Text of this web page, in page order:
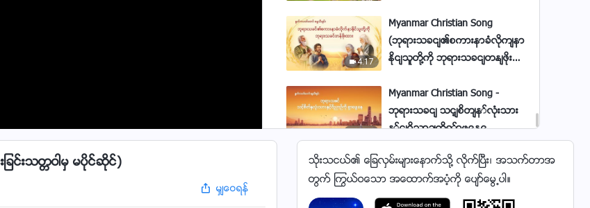
4:17
Myanmar Christian Song
(ဘုရားသခင်၏စကားနာခံလိုက်နာ
နိုင်သူတို့ကို ဘုရားသခင်တန်ဖိုး
7:28
Myanmar Christian Song -
ဘုရားသခင် သင့်စိတ်နှလုံးသား
နှင့်ဝိညာဉ်ကိုရှာဖွေနေ
4:23
Myanmar Christian Song (လူသား
အပေါ် မျှော်လင့်ချက်အပြည့်
ဘုရားသခင်ထားရှိ) | God's Love
ခင္းသတၱဝါမွ မပိုင္ဆိုင္)
မွ်ေဝရန္
သိုးသငယ္၏ ေျခလွမ္းမ်ားေနာက္သို႔ လိုက္ၿပီး၊ အသက္တာအ
တြက္ ႂကြယ္ဝေသာ အေထာက္အပံ့ကို ေပ်ာ္ေမြ႕ပါ။